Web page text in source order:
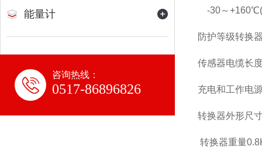
能量计
咨询热线：
0517-86896826
-30～
防护等级转换
传感器电缆长
充电和工作电
转换器外形尺
转换器重量